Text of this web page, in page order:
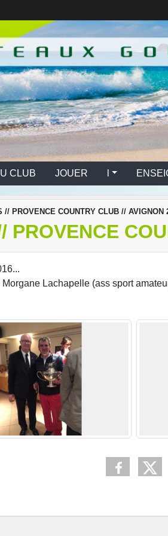
CLUB JOUER l
// PROVENCE COUNTRY CLUB // AVIGNON
PROVENCE
Lachapelle (ass sport